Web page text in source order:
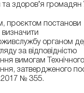
та здоров’я громадян
проєктом постанови
органом
за відповідністю
вимогам
затвердженого
№ 355.